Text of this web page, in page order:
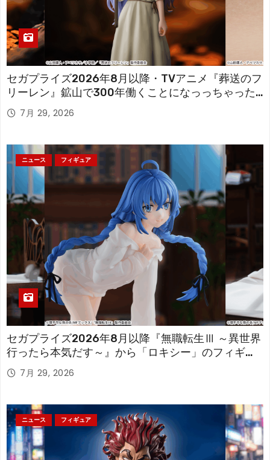
セガプライズ2026年8月以降・TVアニメ『葬送のフ
リーレン』鉱山で300年働くことになっっちゃった
「フリーレン」を立体化！
7月 29, 2026
ニュース フィギュア
セガプライズ2026年8月以降『無職転生Ⅲ ～異世界
行ったら本気だす～』から「ロキシー」のフィギュ
アが登場！
7月 29, 2026
ニュース フィギュア